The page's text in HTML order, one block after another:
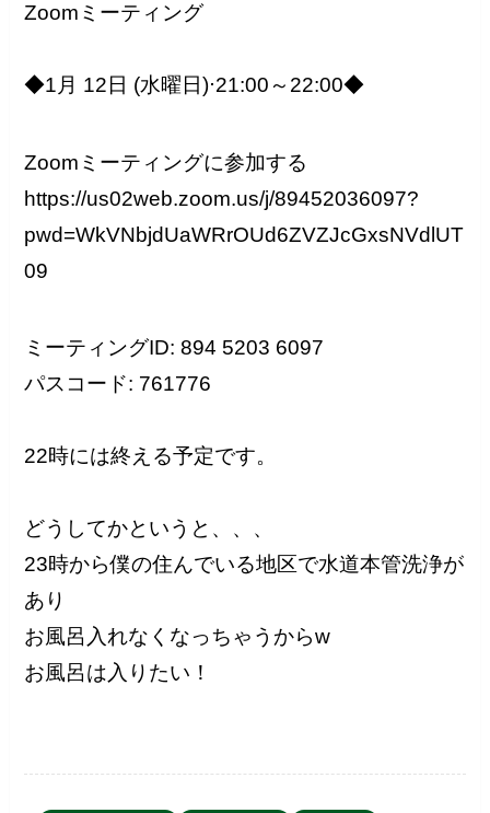
Zoomミーティング
◆1月 12日 (水曜日)⋅21:00～22:00◆
Zoomミーティングに参加する
https://us02web.zoom.us/j/89452036097?
pwd=WkVNbjdUaWRrOUd6ZVZJcGxsNVdlUT
09
ミーティングID: 894 5203 6097
パスコード: 761776
22時には終える予定です。
どうしてかというと、、、
23時から僕の住んでいる地区で水道本管洗浄が
あり
お風呂入れなくなっちゃうからw
お風呂は入りたい！